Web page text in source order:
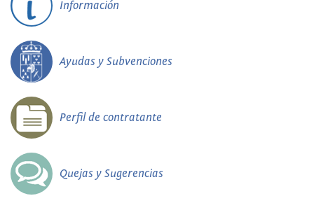
Información
Ayudas y Subvenciones
Perfil de contratante
Quejas y Sugerencias